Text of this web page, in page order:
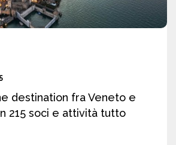
destination fra Veneto e
215 soci e attività tutto